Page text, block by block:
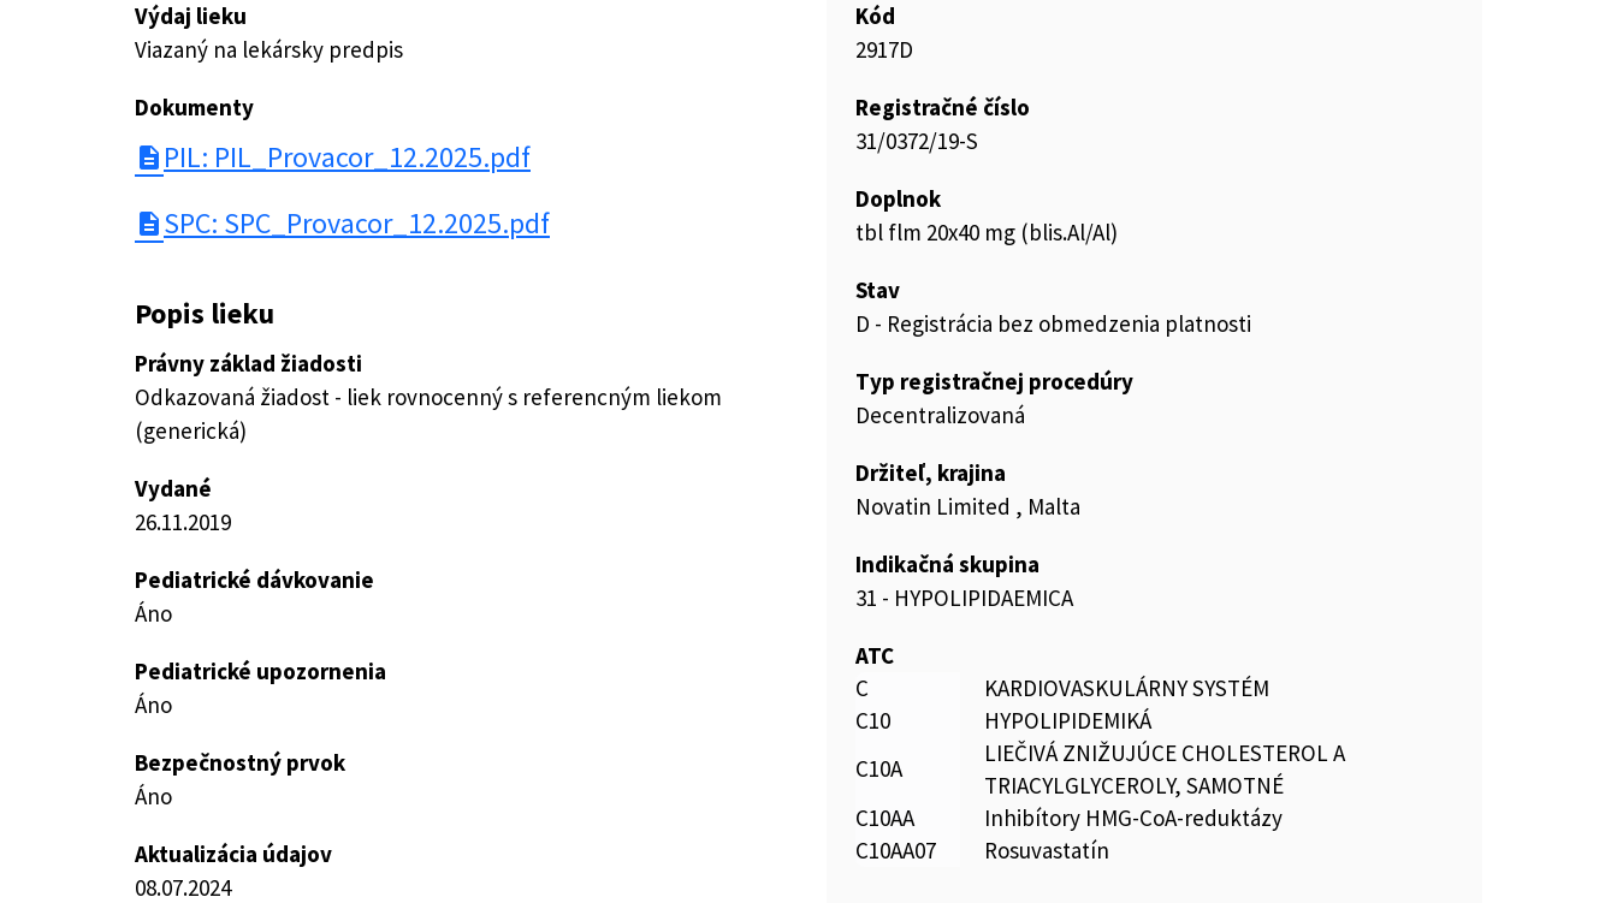
Výdaj lieku
Viazaný na lekársky predpis
Dokumenty
description PIL: PIL_Provacor_12.2025.pdf
description SPC: SPC_Provacor_12.2025.pdf
Popis lieku
Právny základ žiadosti
Odkazovaná žiadost - liek rovnocenný s referencným liekom
(generická)
Vydané
26.11.2019
Pediatrické dávkovanie
Áno
Pediatrické upozornenia
Áno
Bezpečnostný prvok
Áno
Aktualizácia údajov
08.07.2024
Kód
2917D
Registračné číslo
31/0372/19-S
Doplnok
tbl flm 20x40 mg (blis.Al/Al)
Stav
D - Registrácia bez obmedzenia platnosti
Typ registračnej procedúry
Decentralizovaná
Držiteľ, krajina
Novatin Limited , Malta
Indikačná skupina
31 - HYPOLIPIDAEMICA
ATC
C
KARDIOVASKULÁRNY SYSTÉM
C10
HYPOLIPIDEMIKÁ
C10A
LIEČIVÁ ZNIŽUJÚCE CHOLESTEROL A
TRIACYLGLYCEROLY, SAMOTNÉ
C10AA
Inhibítory HMG-CoA-reduktázy
C10AA07
Rosuvastatín